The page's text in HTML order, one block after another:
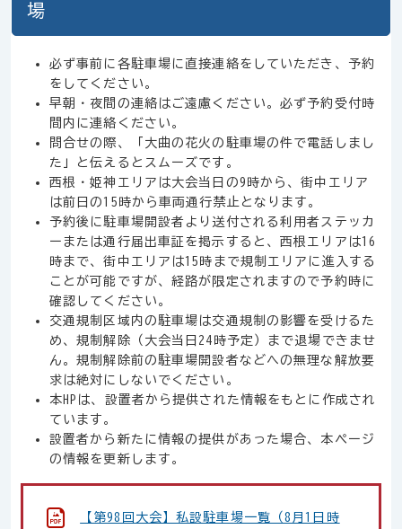
場
必ず事前に各駐車場に直接連絡をしていただき、予約
をしてください。
早朝・夜間の連絡はご遠慮ください。必ず予約受付時
間内に連絡ください。
問合せの際、「大曲の花火の駐車場の件で電話しまし
た」と伝えるとスムーズです。
西根・姫神エリアは大会当日の9時から、街中エリア
は前日の15時から車両通行禁止となります。
予約後に駐車場開設者より送付される利用者ステッカ
ーまたは通行届出車証を掲示すると、西根エリアは16
時まで、街中エリアは15時まで規制エリアに進入する
ことが可能ですが、経路が限定されますので予約時に
確認してください。
交通規制区域内の駐車場は交通規制の影響を受けるた
め、規制解除（大会当日24時予定）まで退場できませ
ん。規制解除前の駐車場開設者などへの無理な解放要
求は絶対にしないでください。
本HPは、設置者から提供された情報をもとに作成され
ています。
設置者から新たに情報の提供があった場合、本ページ
の情報を更新します。
【第98回大会】私設駐車場一覧（8月1日時